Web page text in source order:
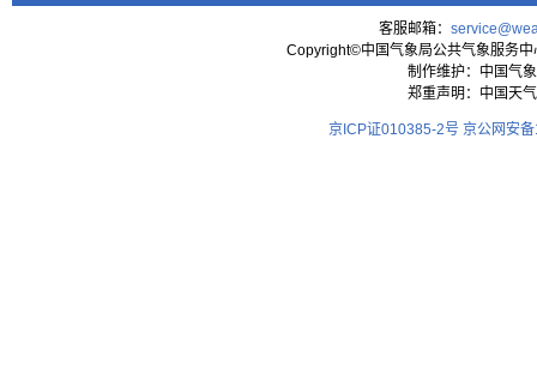
客服邮箱：
Copyright©中国气象局公共气象服务
制作维护：中国气
郑重声明：中国天
京ICP证010385-2号 京公网安